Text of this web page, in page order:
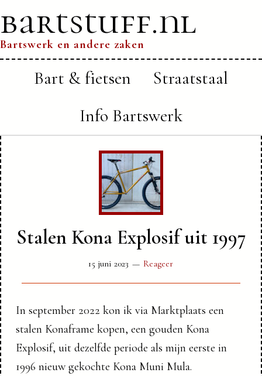
bartstuff.nl
Bartswerk en andere zaken
Bart & fietsen
Straatstaal
Info Bartswerk
Stalen Kona Explosif uit 1997
15 juni 2023 Reageer
In september 2022 kon ik via Marktplaats een
stalen Konaframe kopen, een gouden Kona
Explosif, uit dezelfde periode als mijn eerste in
1996 nieuw gekochte Kona Muni Mula.